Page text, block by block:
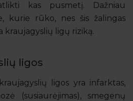
kas pusmetį. Dažniau
kurie rūko, nes šis žalingas
kraujagyslių ligų riziką.
ligos
ligos yra infarktas,
(susiaurėjimas), smegenų